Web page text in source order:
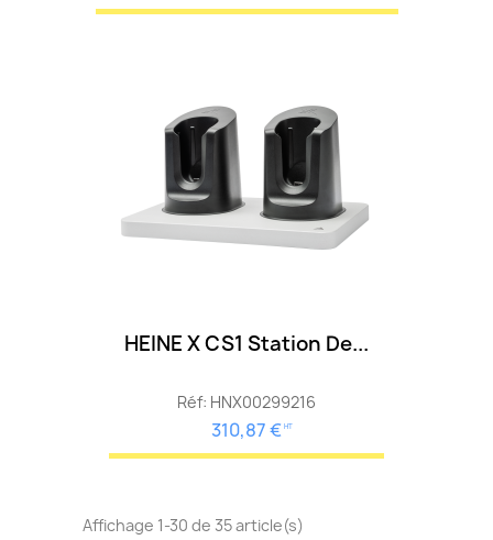
HEINE X CS1 Station De...
Réf: HNX00299216
310,87 € HT
Affichage 1-30 de 35 article(s)